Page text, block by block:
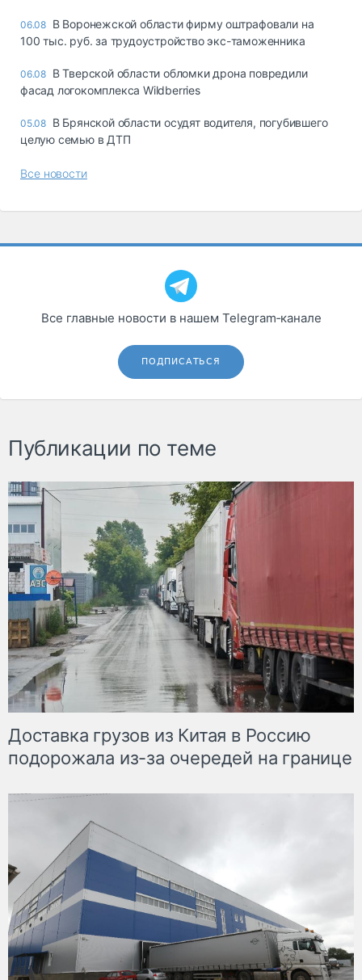
06.08 В Воронежской области фирму оштрафовали на
100 тыс. руб. за трудоустройство экс-таможенника
06.08 В Тверской области обломки дрона повредили
фасад логокомплекса Wildberries
05.08 В Брянской области осудят водителя, погубившего
целую семью в ДТП
Все новости
Все главные новости в нашем Telegram‑канале
ПОДПИСАТЬСЯ
Публикации по теме
Доставка грузов из Китая в Россию
подорожала из-за очередей на границе